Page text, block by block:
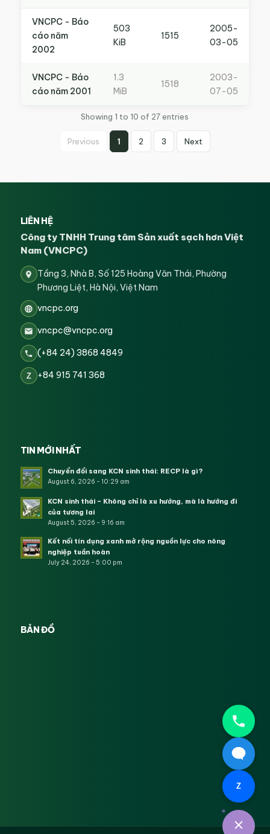
VNCPC - Báo
cáo năm
2002
503
KiB
1515
2005-
03-05
VNCPC - Báo
cáo năm 2001
1.3
MiB
1518
2003-
07-05
Showing 1 to 10 of 27 entries
Previous 1 2 3 Next
LIÊN HỆ
Công ty TNHH Trung tâm Sản xuất sạch hơn Việt
Nam (VNCPC)
Tầng 3, Nhà B, Số 125 Hoàng Văn Thái, Phường
Phương Liệt, Hà Nội, Việt Nam
vncpc.org
vncpc@vncpc.org
(+84 24) 3868 4849
Z +84 915 741 368
TIN MỚI NHẤT
Chuyển đổi sang KCN sinh thái: RECP là gì?
August 6, 2026 - 10:29 am
KCN sinh thái – Không chỉ là xu hướng, mà là hướng đi
của tương lai
August 5, 2026 - 9:16 am
Kết nối tín dụng xanh mở rộng nguồn lực cho nông
nghiệp tuần hoàn
July 24, 2026 - 5:00 pm
BẢN ĐỒ
Z